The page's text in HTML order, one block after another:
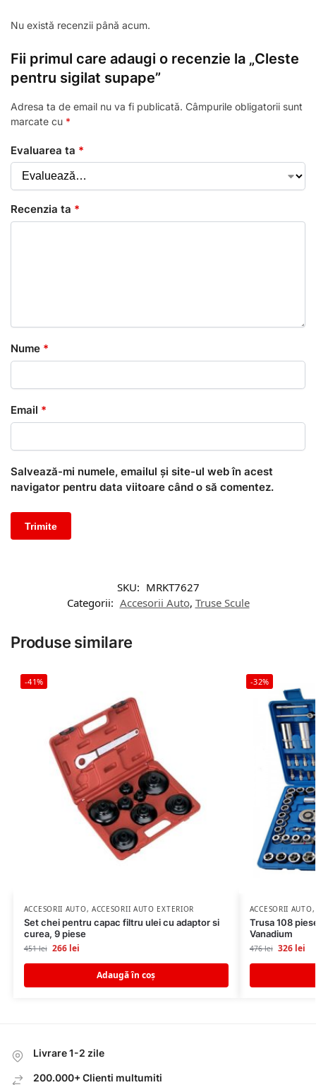
Nu există recenzii până acum.
Fii primul care adaugi o recenzie la „Cleste
pentru sigilat supape”
Adresa ta de email nu va fi publicată. Câmpurile obligatorii sunt
marcate cu *
Evaluarea ta *
Recenzia ta *
Nume *
Email *
Salvează-mi numele, emailul și site-ul web în acest
navigator pentru data viitoare când o să comentez.
SKU: MRKT7627
Categorii: Accesorii Auto, Truse Scule
Produse similare
-41%
ACCESORII AUTO, ACCESORII AUTO EXTERIOR
Set chei pentru capac filtru ulei cu adaptor si
curea, 9 piese
451lei 266 lei
Adaugă în coș
-32%
ACCESORII AUTO
Trusa 108
Vanadium
476lei 326 lei
Livrare 1-2 zile
200.000+ Clienti multumiti